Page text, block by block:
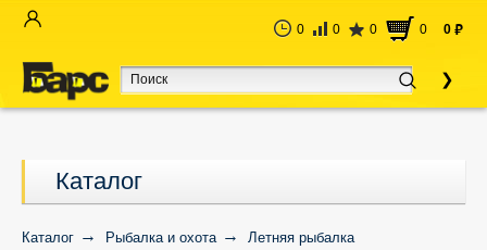
0 0 0 0 0 руб
Каталог
Каталог Рыбалка и охота
Летняя рыбалка